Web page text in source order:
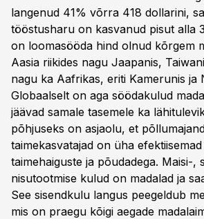
langenud 41% võrra 418 dollarini,
tööstusharu on kasvanud pisut alla
on loomasööda hind olnud kõrgem
Aasia riikides nagu Jaapanis,
nagu ka Aafrikas, eriti Kamerunis ja
Globaalselt on aga söödakulud
jäävad samale tasemele ka
põhjuseks on asjaolu, et
taimekasvatajad on üha
taimehaiguste ja põudadega. Maisi-,
nisutootmise kulud on madalad ja
See sisendkulu langus peegeldub
mis on praegu kõigi aegade